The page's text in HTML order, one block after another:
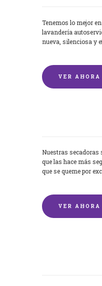
Tenemos lo mejor
lavandería
nueva, silenciosa y
VER AHORA
Nuestras secadoras
que las hace más
que se queme por
VER AHORA